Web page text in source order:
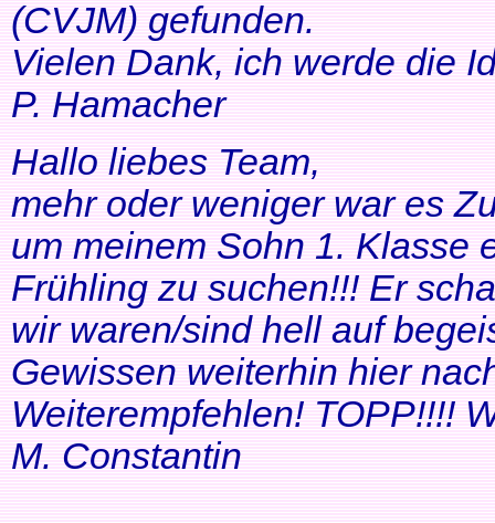
(CVJM) gefunden.
Vielen Dank, ich werde die
P. Hamacher
Hallo liebes Team,
mehr oder weniger war es
um meinem Sohn 1. Klasse
Frühling zu suchen!!! Er
wir waren/sind hell auf
Gewissen weiterhin hier
Weiterempfehlen! TOPP!!!!
M. Constantin